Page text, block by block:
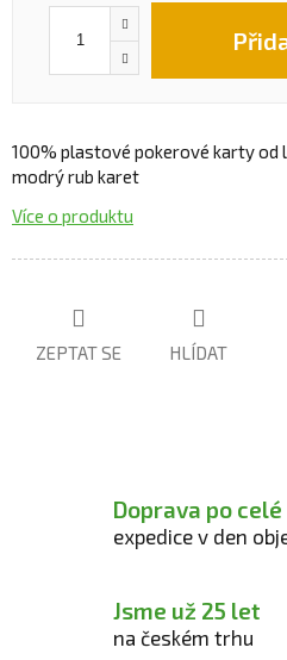
100% plastové pokerové karty od
modrý rub karet
Více o produktu
ZEPTAT SE HLÍDAT
Doprava po celé
expedice v den
Jsme už 25 let
na českém trhu